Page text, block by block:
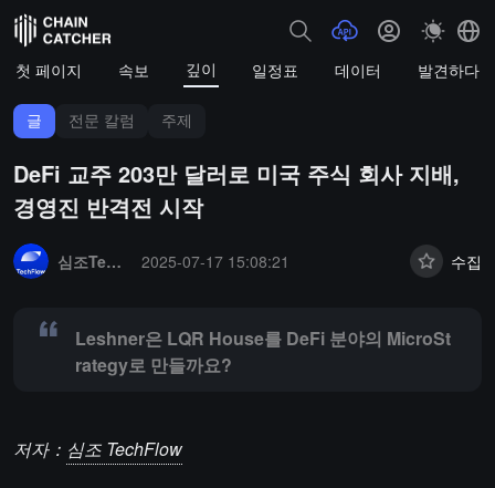
첫 페이지 속보 깊이 일정표 데이터 발견하다
글 전문 칼럼 주제
DeFi 교주 203만 달러로 미국 주식 회사 지배,
경영진 반격전 시작
심조TechFlow
2025-07-17 15:08:21 수집
Leshner은 LQR House를 DeFi 분야의 MicroSt
rategy로 만들까요?
저자： 심조 TechFlow